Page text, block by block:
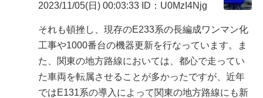
2023/11/05(日) 00:03:33 ID：U0MzI4Njg
それも頓挫し、現存のE233系の長編成ワンマン化
工事や1000番台の機器更新を行なっています。ま
た、関東の地方路線においては、都心で走ってい
た車両を転属させることが多かったですが、近年
ではE131系の導入によって関東の地方路線にも新